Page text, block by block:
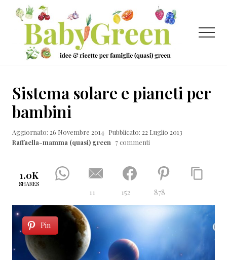
Menu
Passa
contenuto
principale
Passa
laterale
primaria
Passa
ricette
per
famiglie
Menu
Sistema solare e pianeti per
bambini
Aggiornato: 26 Novembre 2014 Pubblicato: 22 Luglio 2013
Raffaella-mamma (quasi) green 7 commenti
1.0K
SHARES
11 152 878
Pin